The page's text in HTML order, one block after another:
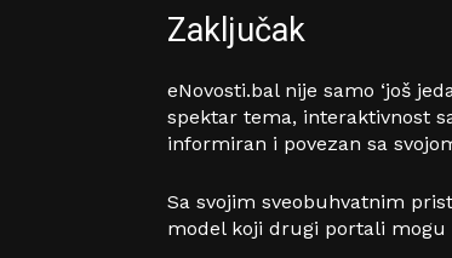
Zaključak
eNovosti.bal nije samo ‘još
spektar tema, interaktivnost
informiran i povezan sa
Sa svojim sveobuhvatnim
model koji drugi portali mogu